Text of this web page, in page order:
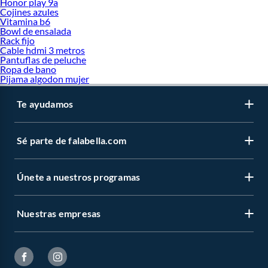
Cojines azules
Vitamina b6
Bowl de ensalada
Rack fijo
Cable hdmi 3 metros
Pantuflas de peluche
Ropa de bano
Pijama algodon mujer
Te ayudamos
Sé parte de falabella.com
Únete a nuestros programas
Nuestras empresas